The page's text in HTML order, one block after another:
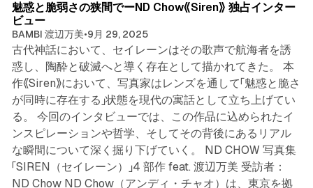
魅惑と脆弱さの狭間でーND Chow《Siren》 独占インター
ビュー
BAMBI 渡辺万美•9月 29, 2025
古代神話において、セイレーンはその歌声で航海者を誘
惑し、陶酔と破滅へと導く存在として描かれてきた。 本
作《Siren》において、写真家はレンズを通して「魅惑と脆さ
が同時に存在する」状態を現代の寓話として立ち上げてい
る。 今回のインタビューでは、この作品に込められたイ
ンスピレーションや哲学、そしてその背後にあるリアル
な瞬間について深く掘り下げていく。 ND CHOW 写真集
「SIREN（セイレーン）」4 部作 feat. 渡辺万美 受訪者：
ND Chow ND Chow（アンディ・チャオ）は、東京を拠